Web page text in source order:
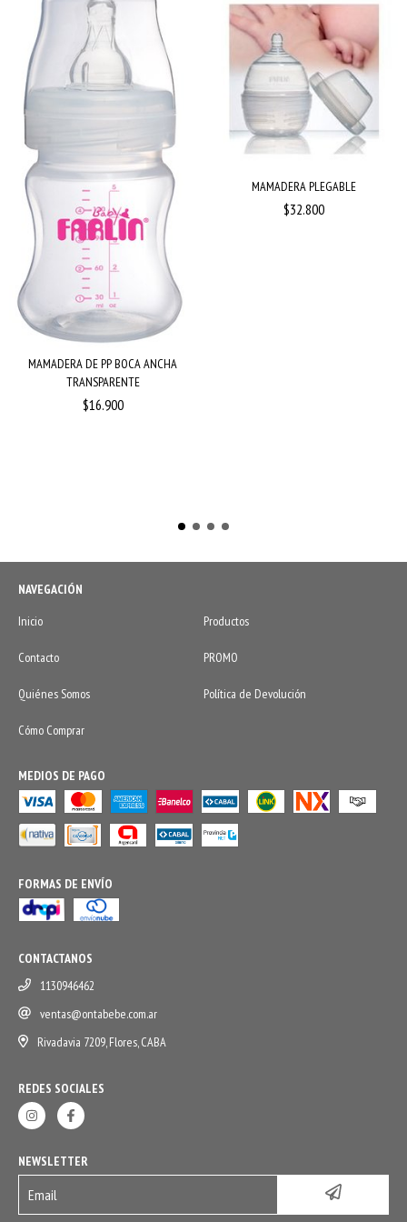
MAMADERA DE PP BOCA ANCHA
TRANSPARENTE
$16.900
MAMADERA PLEGABLE
$32.800
NAVEGACIÓN
Inicio
Productos
Contacto PROMO
Quiénes Somos Política de Devolución
Cómo Comprar
MEDIOS DE PAGO
FORMAS DE ENVÍO
CONTACTANOS
1130946462
ventas@ontabebe.com.ar
Rivadavia 7209, Flores, CABA
REDES SOCIALES
NEWSLETTER